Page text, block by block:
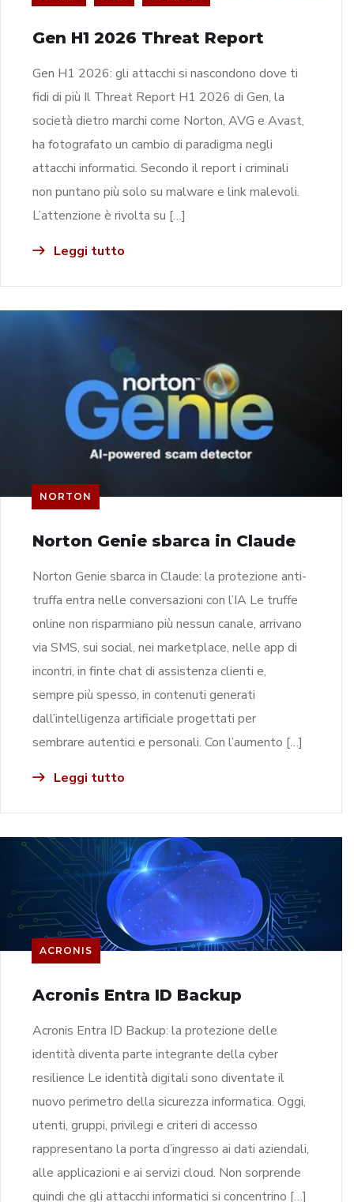
Gen H1 2026 Threat Report
Gen H1 2026: gli attacchi si nascondono dove ti
fidi di più Il Threat Report H1 2026 di Gen, la
società dietro marchi come Norton, AVG e Avast,
ha fotografato un cambio di paradigma negli
attacchi informatici. Secondo il report i criminali
non puntano più solo su malware e link malevoli.
L’attenzione è rivolta su […]
Leggi tutto
NORTON
Norton Genie sbarca in Claude
Norton Genie sbarca in Claude: la protezione anti-
truffa entra nelle conversazioni con l’IA Le truffe
online non risparmiano più nessun canale, arrivano
via SMS, sui social, nei marketplace, nelle app di
incontri, in finte chat di assistenza clienti e,
sempre più spesso, in contenuti generati
dall’intelligenza artificiale progettati per
sembrare autentici e personali. Con l’aumento […]
Leggi tutto
ACRONIS
Acronis Entra ID Backup
Acronis Entra ID Backup: la protezione delle
identità diventa parte integrante della cyber
resilience Le identità digitali sono diventate il
nuovo perimetro della sicurezza informatica. Oggi,
utenti, gruppi, privilegi e criteri di accesso
rappresentano la porta d’ingresso ai dati aziendali,
alle applicazioni e ai servizi cloud. Non sorprende
quindi che gli attacchi informatici si concentrino […]